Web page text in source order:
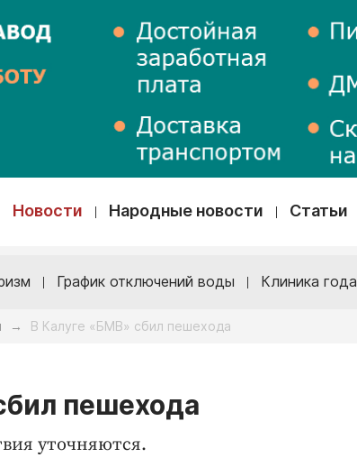
Новости Народные новости Статьи
График отключений воды Клиника года
→ В Калуге «БМВ» сбил пешехода
пешехода
уточняются.